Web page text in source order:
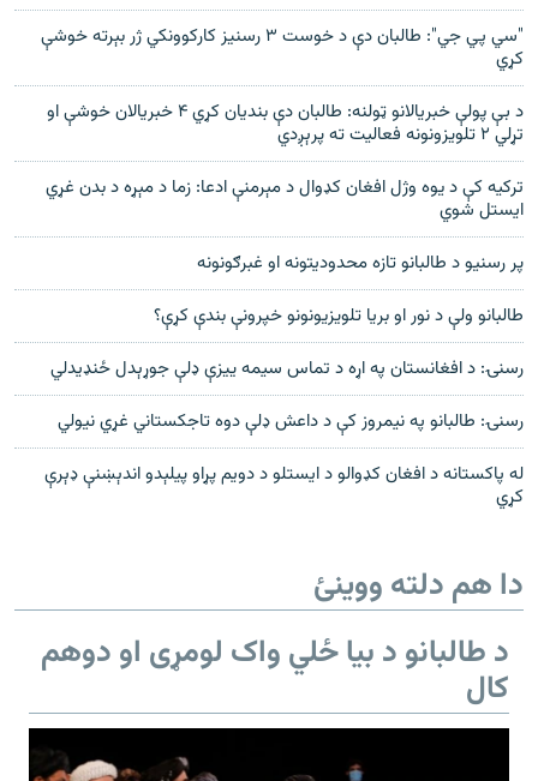
"سي پي جي": طالبان دې د خوست ۳ رسنیز کارکوونکي ژر بېرته خوشې
کړي
د بې پولې خبریالانو ټولنه: طالبان دې بندیان کړي ۴ خبریالان خوشې او
تړلي ۲ تلویزونونه فعالیت ته پرېږدي
ترکیه کې د یوه وژل افغان کډوال د مېرمنې ادعا: زما د مېړه د بدن غړي
ایستل شوي
پر رسنیو د طالبانو تازه محدودیتونه او غبرګونونه
طالبانو ولې د نور او بریا تلویزیونونو خپرونې بندې کړې؟
رسنۍ: د افغانستان په اړه د تماس سیمه ییزې ډلې جوړېدل ځنډیدلي
رسنۍ: طالبانو په نیمروز کې د داعش ډلې دوه تاجکستاني غړي نیولي
له پاکستانه د افغان کډوالو د ایستلو د دویم پړاو پیلېدو اندېښنې ډېرې
کړي
دا هم دلته ووینئ
د طالبانو د بیا ځلي واک لومړی او دوهم
کال